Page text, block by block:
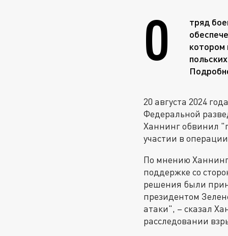
О
тряд
котором
20 августа 2024
Федеральной
Ханнинг обвинил
участии в
По мнению
поддержке со
решения были
президентом
атаки", – сказал
расследовании